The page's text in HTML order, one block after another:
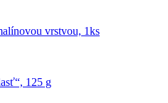
vrstvou, 1ks
125 g